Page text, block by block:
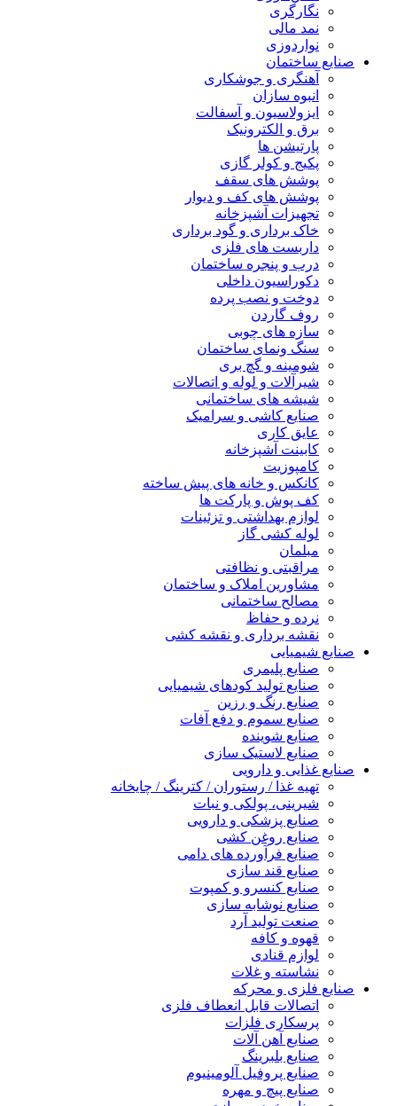
نگارگری
نمد مالی
نواردوزی
صنایع ساختمان
آهنگری و جوشکاری
انبوه سازان
ایزولاسیون و آسفالت
برق و الکترونیک
پارتیشن ها
پکیج و کولر گازی
پوشش های سقف
پوشش های کف و دیوار
تجهیزات آشپزخانه
خاک برداری و گود برداری
داربست های فلزی
درب و پنجره ساختمان
دکوراسیون داخلی
دوخت و نصب پرده
روف گاردن
سازه های چوبی
سنگ ونمای ساختمان
شومینه و گچ بری
شیرآلات و لوله و اتصالات
شیشه های ساختمانی
صنایع کاشی و سرامیک
عایق کاری
کابینت آشپزخانه
کامپوزیت
کانکس و خانه های پیش ساخته
کف پوش و پارکت ها
لوازم بهداشتی و تزئینات
لوله کشی گاز
مبلمان
مراقبتی و نظافتی
مشاورین املاک و ساختمان
مصالح ساختمانی
نرده و حفاظ
نقشه برداری و نقشه کشی
صنایع شیمیایی
صنایع پلیمری
صنایع تولید کودهای شیمیایی
صنایع رنگ و رزین
صنایع سموم و دفع آفات
صنایع شوینده
صنایع لاستیک سازی
صنایع غذایی و دارویی
تهیه غذا / رستوران / کترینگ / چایخانه
شیرینی، پولکی و نبات
صنایع پزشکی و دارویی
صنایع روغن کشی
صنایع فرآورده های دامی
صنایع قند سازی
صنایع کنسرو و کمپوت
صنایع نوشابه سازی
صنعت تولید آرد
قهوه و کافه
لوازم قنادی
نشاسته و غلات
صنایع فلزی و محرکه
اتصالات قابل انعطاف فلزی
پرسکاری فلزات
صنایع آهن آلات
صنایع بلبرینگ
صنایع پروفیل آلومینیوم
صنایع پیچ و مهره